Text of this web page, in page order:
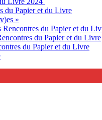
du Papier et du Livre
»
Rencontres du Papier et du
du Papier et du Livre
du Papier et du Livre